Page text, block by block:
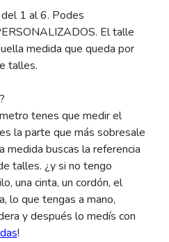
1 al 6. Podes
El talle
medida que queda por
talles.
tenes que medir el
la parte que más sobresale
medida buscas la referencia
talles. ¿y si no tengo
una cinta, un cordón, el
lo que tengas a mano,
y después lo medís con
!